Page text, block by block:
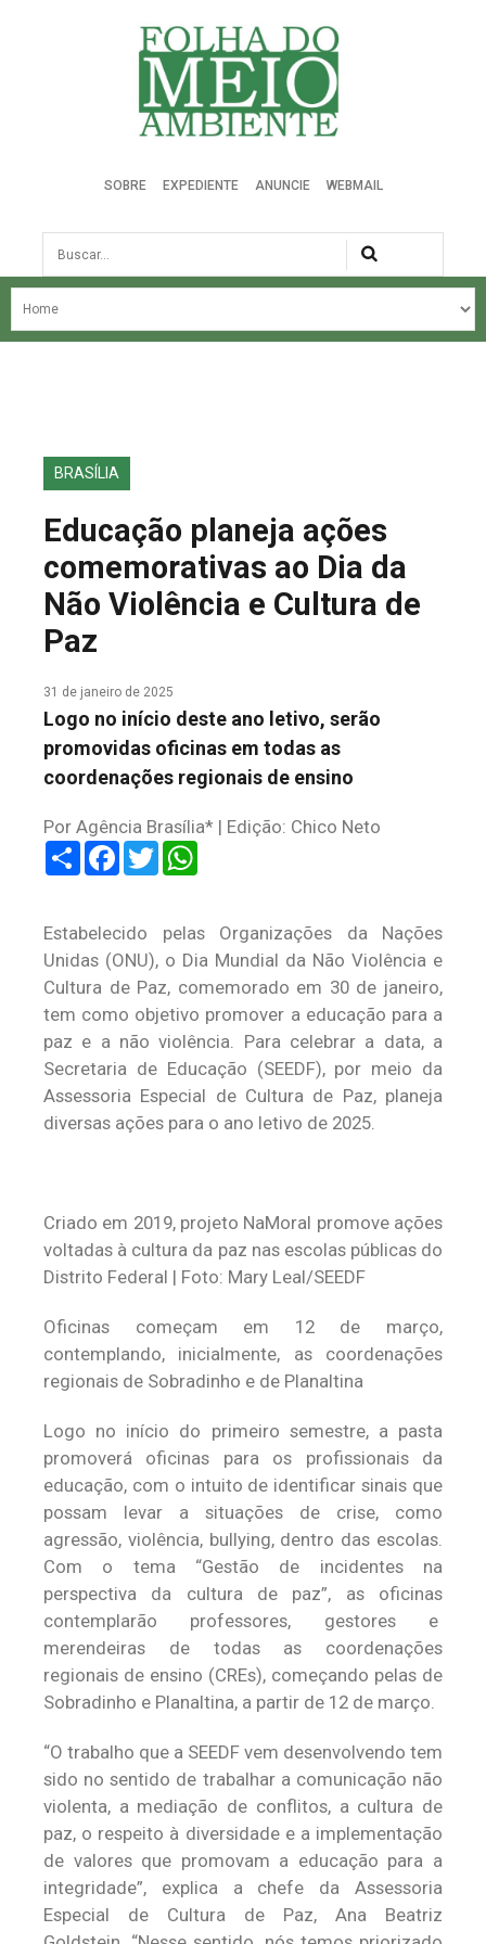
Folha do Meio Ambiente
SOBRE EXPEDIENTE ANUNCIE WEBMAIL
Busca
NOSSA HISTÓRIA
EDIÇÕES ANTERIORES
FALE CONOSCO
BRASÍLIA
Educação planeja ações
comemorativas ao Dia da
Não Violência e Cultura de
Paz
31 de janeiro de 2025
Logo no início deste ano letivo, serão
promovidas oficinas em todas as
coordenações regionais de ensino
Por Agência Brasília* | Edição: Chico Neto
ShareFacebook
Twitter
Estabelecido pelas Organizações da Nações
Unidas (ONU), o Dia Mundial da Não Violência e
Cultura de Paz, comemorado em 30 de janeiro,
tem como objetivo promover a educação para a
paz e a não violência. Para celebrar a data, a
Secretaria de Educação (SEEDF), por meio da
Assessoria Especial de Cultura de Paz, planeja
diversas ações para o ano letivo de 2025.
Criado em 2019, projeto NaMoral promove ações
voltadas à cultura da paz nas escolas públicas do
Distrito Federal | Foto: Mary Leal/SEEDF
Oficinas começam em 12 de março,
contemplando, inicialmente, as coordenações
regionais de Sobradinho e de Planaltina
Logo no início do primeiro semestre, a pasta
promoverá oficinas para os profissionais da
educação, com o intuito de identificar sinais que
possam levar a situações de crise, como
agressão, violência, bullying, dentro das escolas.
Com o tema “Gestão de incidentes na
perspectiva da cultura de paz”, as oficinas
contemplarão professores, gestores e
merendeiras de todas as coordenações
regionais de ensino (CREs), começando pelas de
Sobradinho e Planaltina, a partir de 12 de março.
“O trabalho que a SEEDF vem desenvolvendo tem
sido no sentido de trabalhar a comunicação não
violenta, a mediação de conflitos, a cultura de
paz, o respeito à diversidade e a implementação
de valores que promovam a educação para a
integridade”, explica a chefe da Assessoria
Especial de Cultura de Paz, Ana Beatriz